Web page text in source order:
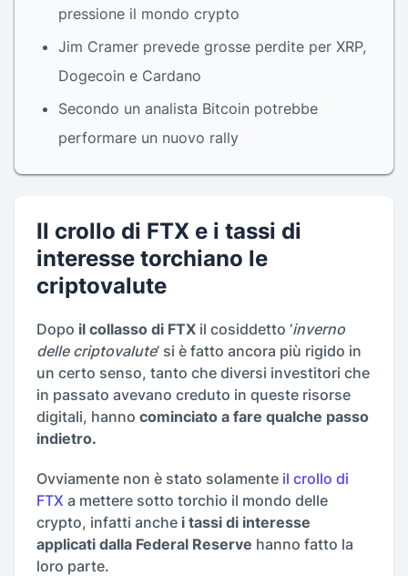
pressione il mondo crypto
Jim Cramer prevede grosse perdite per XRP,
Dogecoin e Cardano
Secondo un analista Bitcoin potrebbe
performare un nuovo rally
Il crollo di FTX e i tassi di
interesse torchiano le
criptovalute
Dopo il collasso di FTX il cosiddetto ‘inverno
delle criptovalute’ si è fatto ancora più rigido in
un certo senso, tanto che diversi investitori che
in passato avevano creduto in queste risorse
digitali, hanno cominciato a fare qualche passo
indietro.
Ovviamente non è stato solamente il crollo di
FTX a mettere sotto torchio il mondo delle
crypto, infatti anche i tassi di interesse
applicati dalla Federal Reserve hanno fatto la
loro parte.